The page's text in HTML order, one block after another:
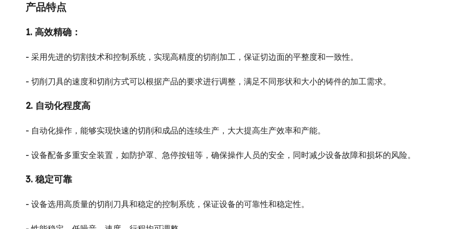
产品特点
1. 高效精确：
- 采用先进的切割技术和控制系统，实现高精度的切削加工，保证切边面的平整度和一致性。
- 切削刀具的速度和切削方式可以根据产品的要求进行调整，满足不同形状和大小的铸件的加工需求。
2. 自动化程度高
- 自动化操作，能够实现快速的切削和成品的连续生产，大大提高生产效率和产能。
- 设备配备多重安全装置，如防护罩、急停按钮等，确保操作人员的安全，同时减少设备故障和损坏的风险。
3. 稳定可靠
- 设备选用高质量的切削刀具和稳定的控制系统，保证设备的可靠性和稳定性。